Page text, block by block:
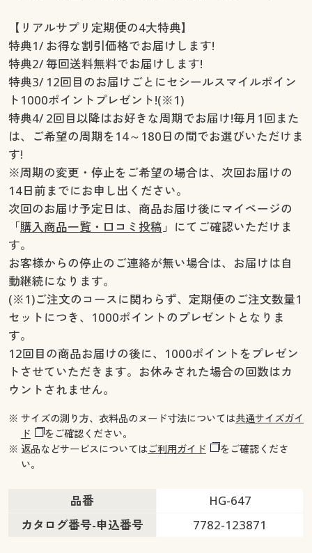
【リアルサプリ定期便の4大特典】
特典1/ お得な割引価格でお届けします!
特典2/ 毎回送料無料でお届けします!
特典3/ 12回目のお届けごとにセシールスマイルポイン
ト1000ポイントプレゼント!(※1)
特典4/ 2回目以降はお好きな周期でお届け!毎月1回また
は、ご希望の周期を14～180日の間でお選びいただけま
す!
※周期の変更・停止をご希望の場合は、次回お届けの
14日前までにお申し出ください。
次回のお届け予定日は、商品お届け後にマイページの
「購入商品一覧・口コミ投稿 」にてご確認いただけま
す。
お客様からの停止のご連絡が無い場合は、お届けは自
動継続になります。
(※1)ご注文のコースに関わらず、定期便のご注文数量1
セットにつき、1000ポイントのプレゼントとなりま
す。
12回目の商品お届けの後に、1000ポイントをプレゼン
トさせていただきます。お休みされた場合の回数はカ
ウントされません。
※ サイズの測り方、衣料品のヌード寸法については共通サイズガイ
ド
をご確認ください。
※ 返品などサービスについてはご利用ガイド
をご確認くださ
い。
品番
HG-647
カタログ番号-申込番号
7782-123871